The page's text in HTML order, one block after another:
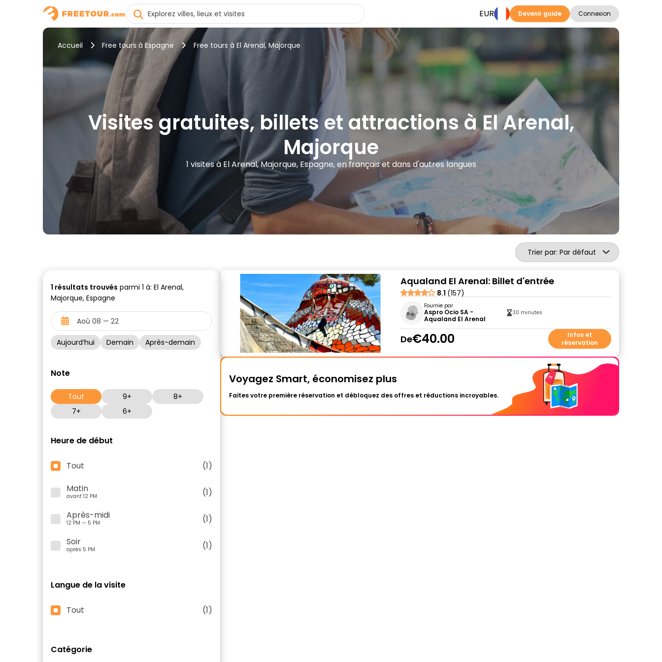
EUR Devenir guide Connexion
Accueil Free tours à Espagne Free tours à El Arenal, Majorque
Visites gratuites, billets et attractions à El Arenal,
Majorque
1 visites à El Arenal, Majorque, Espagne, en français et dans d'autres langues
Trier par: Par défaut
1 résultats trouvés parmi 1 à: El Arenal,
Majorque, Espagne
Aujourd’hui Demain Après-demain
Note
Tout 9+
8+
7+
6+
Heure de début
Tout
(1)
Matin
avant 12 PM
(1)
Après-midi
12 PM — 5 PM
(1)
Soir
après 5 PM (1)
Langue de la visite
Tout (1)
Catégorie
Aqualand El Arenal: Billet d'entrée
8.1 (157)
Fournie par
Aspro Ocio SA -
Aqualand El Arenal
30 minutes
De€40.00
Infos et
réservation
Voyagez Smart, économisez plus
Faites votre première réservation et débloquez des offres et réductions incroyables.